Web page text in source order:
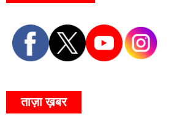
ताज़ा ख़बर